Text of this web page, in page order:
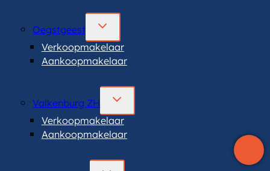
Oegstgeest
TOGGLE
Verkoopmakelaar
Aankoopmakelaar
Valkenburg ZH
TOGGLE
Verkoopmakelaar
Aankoopmakelaar